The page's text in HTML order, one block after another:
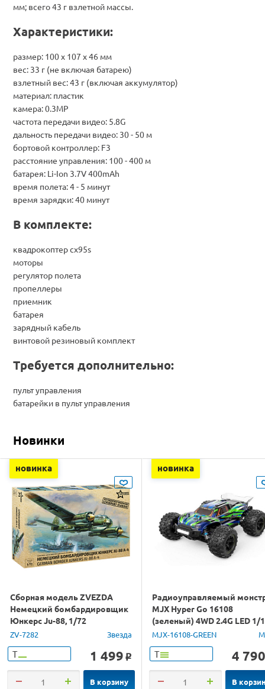
мм; всего 43 г взлетной массы.
Характеристики:
размер: 100 х 107 х 46 мм
вес: 33 г (не включая батарею)
взлетный вес: 43 г (включая аккумулятор)
материал: пластик
камера: 0.3MP
частота передачи видео: 5.8G
дальность передачи видео: 30 - 50 м
бортовой контроллер: F3
расстояние управления: 100 - 400 м
батарея: Li-Ion 3.7V 400mAh
время полета: 4 - 5 минут
время зарядки: 40 минут
В комплекте:
квадрокоптер cx95s
моторы
регулятор полета
пропеллеры
приемник
батарея
зарядный кабель
винтовой резиновый комплект
Требуется дополнительно:
пульт управления
батарейки в пульт управления
Новинки
новинка
Сборная модель ZVEZDA
Немецкий бомбардировщик
Юнкерс Ju-88, 1/72
ZV-7282 Звезда
Т 1 499 o
В корзину
новинка
Радиоуправляемый
MJX Hyper Go 16108
(зеленый) 4WD 2.4G LED 1/
RTR
MJX-16108-GREEN
Т 4 790
В